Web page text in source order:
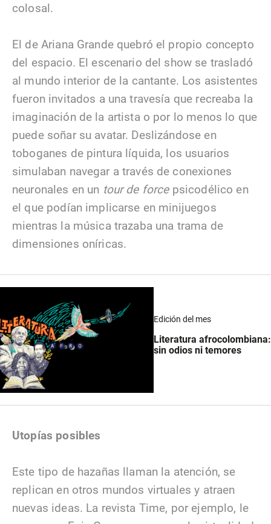
colosal.
El de Ariana Grande quebró el propio concepto
del espacio. El escenario del show se trasladó
al mundo interior de la cantante. Los asistentes
fueron invitados a una travesía que recreaba la
imaginación de la artista o por lo menos lo que
puede soñar su avatar. Deslizándose en
toboganes de pintura líquida, los usuarios
simulaban navegar a través de conexiones
neuronales en un tour de forcepsicodélico en
el que podían implicarse en minijuegos
mientras la música trazaba una trama de
dimensiones oníricas.
Edición del mes
Literatura afrocolombiana:
sin odios ni temores
Utopías posibles
Este tipo de hazañas llaman la atención, se
replican en otros mundos virtuales y atraen
nuevas ideas. La revista Time, por ejemplo, le